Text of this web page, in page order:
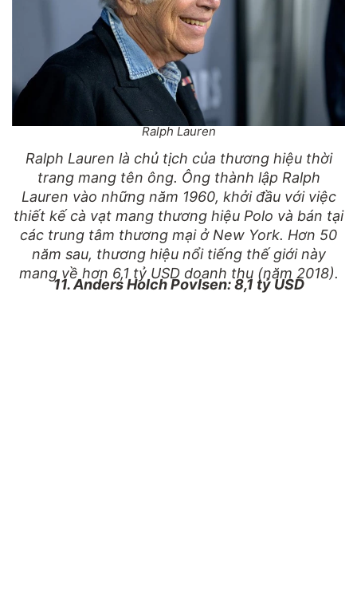
Ralph Lauren
Ralph Lauren là chủ tịch của thương hiệu thời
trang mang tên ông. Ông thành lập Ralph
Lauren vào những năm 1960, khởi đầu với việc
thiết kế cà vạt mang thương hiệu Polo và bán tại
các trung tâm thương mại ở New York. Hơn 50
năm sau, thương hiệu nổi tiếng thế giới này
mang về hơn 6,1 tỷ USD doanh thu (năm 2018).
11. Anders Holch Povlsen: 8,1 tỷ USD